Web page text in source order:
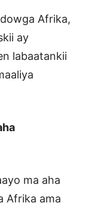
Afrika,
ay
labaatankii
ma aha
Afrika ama